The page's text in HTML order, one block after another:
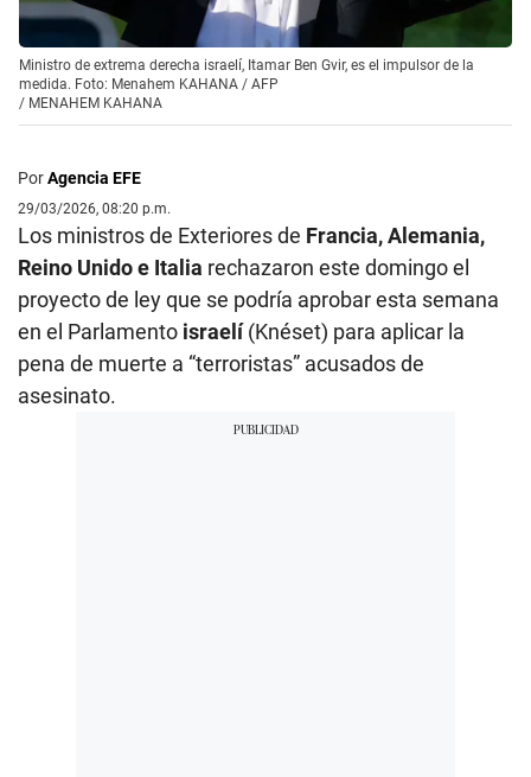
Ministro de extrema derecha israelí, Itamar Ben Gvir, es el impulsor de la
medida. Foto: Menahem KAHANA / AFP
/ MENAHEM KAHANA
PorAgencia EFE
29/03/2026, 08:20 p.m.
Los ministros de Exteriores de Francia, Alemania,
Reino Unido e Italia rechazaron este domingo el
proyecto de ley que se podría aprobar esta semana
en el Parlamento israelí(Knéset) para aplicar la
pena de muerte a “terroristas” acusados de
asesinato.